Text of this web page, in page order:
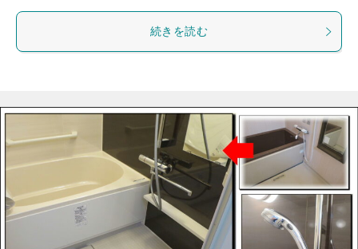
続きを読む